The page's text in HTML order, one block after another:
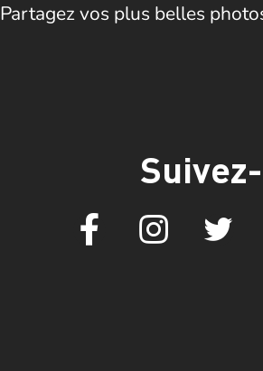
Partagez vos plus belles